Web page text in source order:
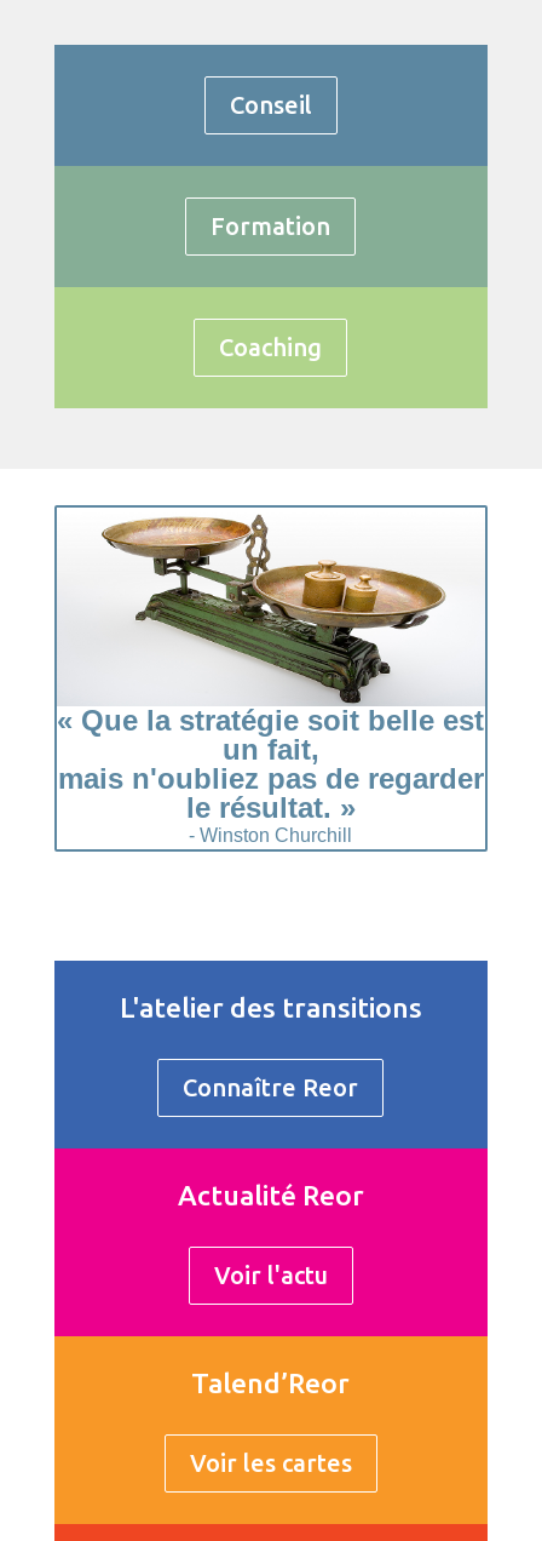
Conseil
Formation
Coaching
« Que la stratégie soit belle est
un fait,
mais n'oubliez pas de regarder
le résultat. »
- Winston Churchill
L'atelier des transitions
Connaître Reor
Actualité Reor
Voir l'actu
Talend’Reor
Voir les cartes